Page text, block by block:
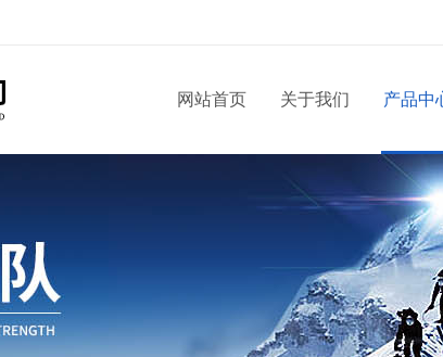
网站首页 关于我们 产品中